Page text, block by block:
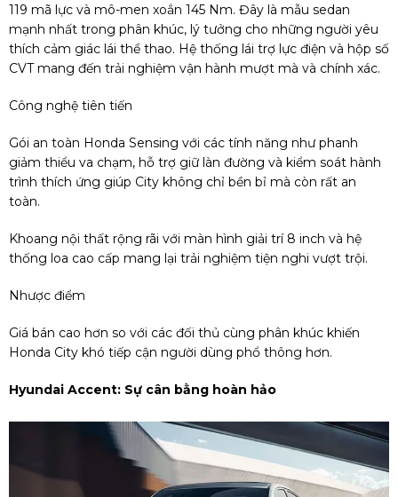
119 mã lực và mô-men xoắn 145 Nm. Đây là mẫu sedan
mạnh nhất trong phân khúc, lý tưởng cho những người yêu
thích cảm giác lái thể thao. Hệ thống lái trợ lực điện và hộp số
CVT mang đến trải nghiệm vận hành mượt mà và chính xác.
Công nghệ tiên tiến
Gói an toàn Honda Sensing với các tính năng như phanh
giảm thiểu va chạm, hỗ trợ giữ làn đường và kiểm soát hành
trình thích ứng giúp City không chỉ bền bỉ mà còn rất an
toàn.
Khoang nội thất rộng rãi với màn hình giải trí 8 inch và hệ
thống loa cao cấp mang lại trải nghiệm tiện nghi vượt trội.
Nhược điểm
Giá bán cao hơn so với các đối thủ cùng phân khúc khiến
Honda City khó tiếp cận người dùng phổ thông hơn.
Hyundai Accent: Sự cân bằng hoàn hảo